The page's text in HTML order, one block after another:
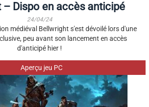
– Dispo en accès anticipé
24/04/24
médiéval Bellwright s'est dévoilé lors d'une
peu avant son lancement en accès
d'anticipé hier !
Aperçu jeu PC